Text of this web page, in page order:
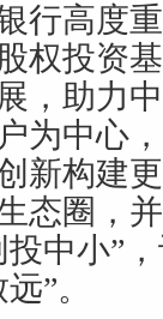
高度重
权投资
，助力
为中心
新构建
态圈，
中小”
”。